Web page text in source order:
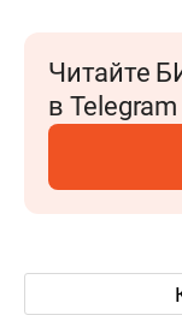
Читайте
в Telegram